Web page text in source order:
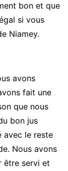
bon et que
si vous
Niamey.
avons
fait une
que nous
bon jus
avec le reste
Nous avons
être servi et